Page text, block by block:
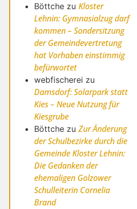
Böttche zuKloster
Lehnin: Gymnasialzug darf
kommen – Sondersitzung
der Gemeindevertretung
hat Vorhaben einstimmig
befürwortet
webfischerei zu
Damsdorf: Solarpark statt
Kies – Neue Nutzung für
Kiesgrube
Böttche zuZur Änderung
der Schulbezirke durch die
Gemeinde Kloster Lehnin:
Die Gedanken der
ehemaligen Golzower
Schulleiterin Cornelia
Brand